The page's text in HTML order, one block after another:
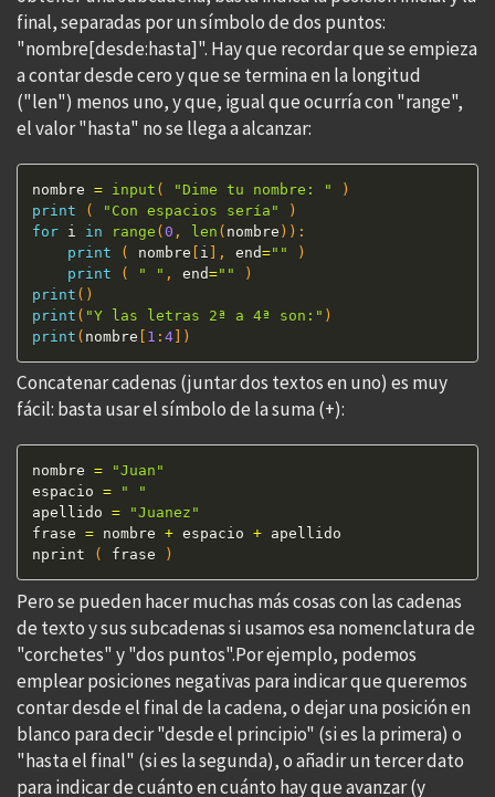
final, separadas por un símbolo de dos puntos:
"nombre[desde:hasta]". Hay que recordar que se empieza
a contar desde cero y que se termina en la longitud
("len") menos uno, y que, igual que ocurría con "range",
el valor "hasta" no se llega a alcanzar:
nombre = input ( "Dime tu nombre: "
)
print
( "Con espacios sería"
)
for i in range (0 , len ( nombre ) ) :
print
( nombre [ i ] , end=""
)
print
( " " , end=""
)
print ( )
print ( "Y las letras 2ª a 4ª son:" )
print ( nombre [ 1 : 4] )
Concatenar cadenas (juntar dos textos en uno) es muy
fácil: basta usar el símbolo de la suma (+):
nombre =
"Juan"
espacio =
" "
apellido =
"Juanez"
frase = nombre + espacio + apellido
nprint
( frase )
Pero se pueden hacer muchas más cosas con las cadenas
de texto y sus subcadenas si usamos esa nomenclatura de
"corchetes" y "dos puntos".Por ejemplo, podemos
emplear posiciones negativas para indicar que queremos
contar desde el final de la cadena, o dejar una posición en
blanco para decir "desde el principio" (si es la primera) o
"hasta el final" (si es la segunda), o añadir un tercer dato
para indicar de cuánto en cuánto hay que avanzar (y